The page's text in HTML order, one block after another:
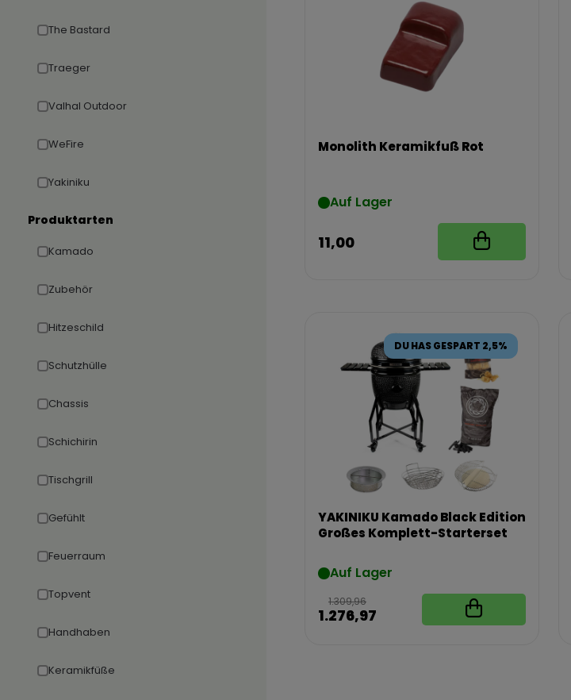
The Bastard
Traeger
Valhal Outdoor
WeFire
Yakiniku
Produktarten
Kamado
Zubehör
Hitzeschild
Schutzhülle
Chassis
Schichirin
Tischgrill
Gefühlt
Feuerraum
Topvent
Handhaben
Keramikfüße
Monolith Keramikfuß Rot
Auf Lager
11,00
DU HAS GESPART 2,5%
YAKINIKU Kamado Black Edition
Großes Komplett-Starterset
Auf Lager
1.309,96
1.276,97